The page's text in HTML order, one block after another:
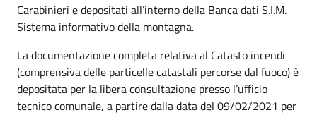
Carabinieri e depositati all’interno della Banca dati S.I.M.
Sistema informativo della montagna.
La documentazione completa relativa al Catasto incendi
(comprensiva delle particelle catastali percorse dal fuoco) è
depositata per la libera consultazione presso l’ufficio
tecnico comunale, a partire dalla data del 09/02/2021 per